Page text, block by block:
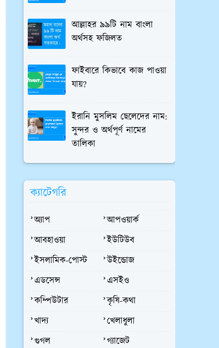
আল্লাহর ৯৯টি নাম বাংলা
অর্থসহ ফজিলত
ফাইবারে কিভাবে কাজ পাওয়া
যায়?
ইরানি মুসলিম ছেলেদের নাম:
সুন্দর ও অর্থপূর্ণ নামের
তালিকা
ক্যাটেগরি
অ্যাপ
আপওয়ার্ক
আবহাওয়া
ইউটিউব
ইসলামিক-পোস্ট
উইন্ডোজ
এডসেন্স
এসইও
কম্পিউটার
কৃষি-কথা
খাদ্য
খেলাধুলা
গুগল
গ্যাজেট